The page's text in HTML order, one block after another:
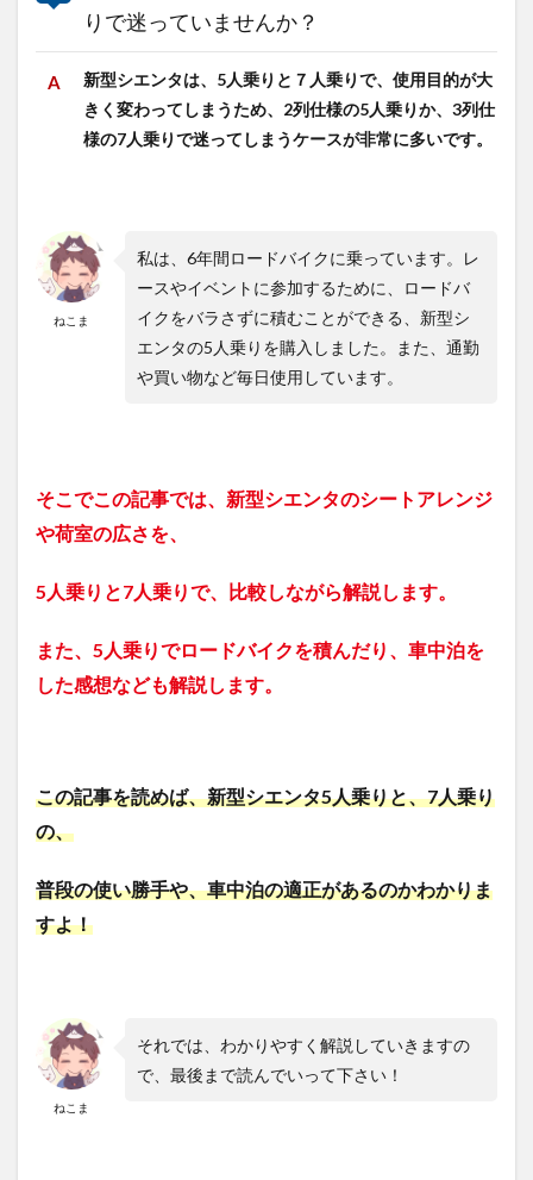
りで迷っていませんか？
新型シエンタは、5人乗りと７人乗りで、使用目的が大
きく変わってしまうため、2列仕様の5人乗りか、3列仕
様の7人乗りで迷ってしまうケースが非常に多いです。
ねこま
私は、6年間ロードバイクに乗っています。レ
ースやイベントに参加するために、ロードバ
イクをバラさずに積むことができる、新型シ
エンタの5人乗りを購入しました。また、通勤
や買い物など毎日使用しています。
そこでこの記事では、新型シエンタのシートアレンジ
や荷室の広さを、
5人乗りと7人乗りで、比較しながら解説します。
また、5人乗りでロードバイクを積んだり、車中泊を
した感想なども解説します。
この記事を読めば、新型シエンタ5人乗りと、7人乗り
の、
普段の使い勝手や、車中泊の適正があるのかわかりま
すよ！
ねこま
それでは、わかりやすく解説していきますの
で、最後まで読んでいって下さい！